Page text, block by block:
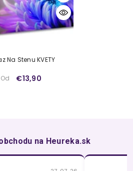
Na Stenu KVETY
Od €13,90
na Heureka.sk